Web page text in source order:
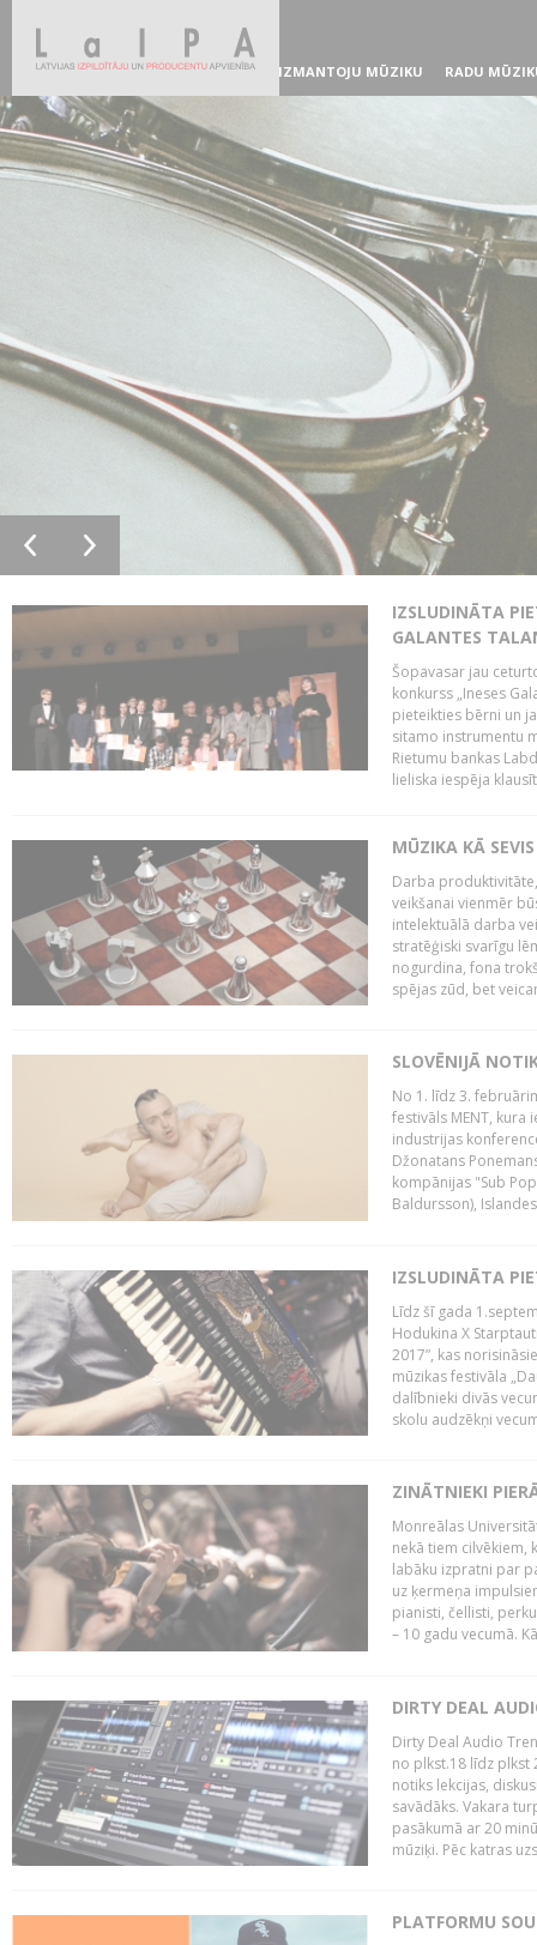
IZMANTOJU MŪZIKU RADU
IZSLUDINĀTA
GALANTES
Šopavasar jau
konkurss „Ineses
pieteikties bērni un
sitamo instrumentu
Rietumu bankas
lieliska iespēja
MŪZIKA KĀ
Darba
veikšanai vienmēr
intelektuālā darba
stratēģiski svarīgu
nogurdina, fona
spējas zūd, bet
SLOVĒNIJĀ
No 1. līdz 3.
festivāls MENT, kura
industrijas
Džonatans
kompānijas "Sub
Baldursson),
IZSLUDINĀTA
Līdz šī gada
Hodukina X
2017”, kas
mūzikas festivāla
dalībnieki divās
skolu audzēkņi
ZINĀTNIEKI
Monreālas
nekā tiem cilvēkiem,
labāku izpratni par
uz ķermeņa
pianisti, čellisti,
– 10 gadu vecumā.
DIRTY DEAL
Dirty Deal Audio
no plkst.18 līdz plkst
notiks lekcijas,
savādāks. Vakara
pasākumā ar 20
mūziķi. Pēc katras
PLATFORMU